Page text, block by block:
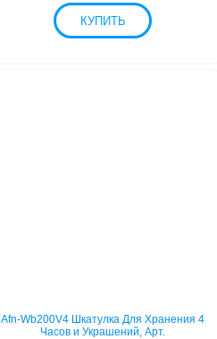
Afn-Wb200V4 Шкатулка Для Хранения 4
Часов и Украшений, Арт.